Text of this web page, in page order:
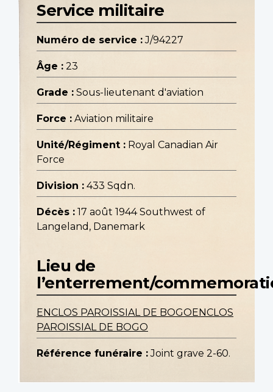
Service militaire
Numéro de service : J/94227
Âge : 23
Grade : Sous-lieutenant d'aviation
Force : Aviation militaire
Unité/Régiment : Royal Canadian Air
Force
Division : 433 Sqdn.
Décès : 17 août 1944 Southwest of
Langeland, Danemark
Lieu de
l’enterrement/
ENCLOS PAROISSIAL DE BOGOENCLOS
PAROISSIAL DE BOGO
Référence funéraire : Joint grave 2-60.